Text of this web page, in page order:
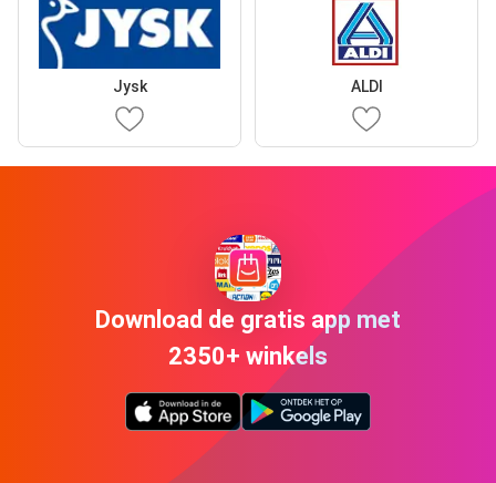
Jysk ALDI
Download de gratis app met
2350+ winkels